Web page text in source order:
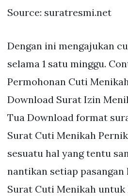
Source: suratresmi.net
Dengan ini mengajukan
selama 1 satu minggu.
Permohonan Cuti
Download Surat Izin
Tua Download format
Surat Cuti Menikah
sesuatu hal yang tentu
nantikan setiap pasangan
Surat Cuti Menikah untuk